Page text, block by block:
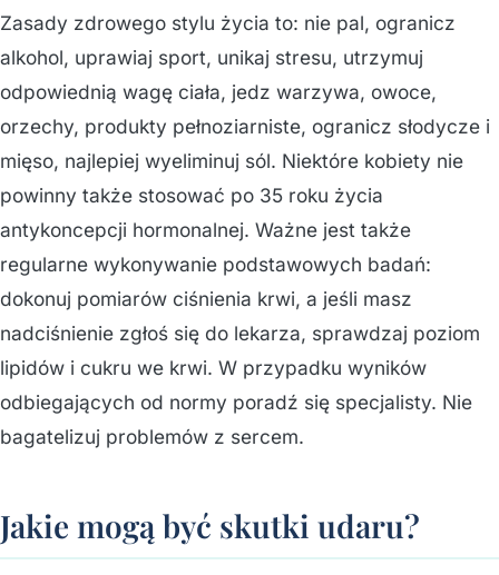
Zasady zdrowego stylu życia to: nie pal, ogranicz
alkohol, uprawiaj sport, unikaj stresu, utrzymuj
odpowiednią wagę ciała, jedz warzywa, owoce,
orzechy, produkty pełnoziarniste, ogranicz słodycze i
mięso, najlepiej wyeliminuj sól. Niektóre kobiety nie
powinny także stosować po 35 roku życia
antykoncepcji hormonalnej. Ważne jest także
regularne wykonywanie podstawowych badań:
dokonuj pomiarów ciśnienia krwi, a jeśli masz
nadciśnienie zgłoś się do lekarza, sprawdzaj poziom
lipidów i cukru we krwi. W przypadku wyników
odbiegających od normy poradź się specjalisty. Nie
bagatelizuj problemów z sercem.
Jakie mogą być skutki udaru?